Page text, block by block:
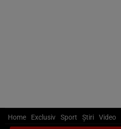
Home Exclusiv Sport Știri Video